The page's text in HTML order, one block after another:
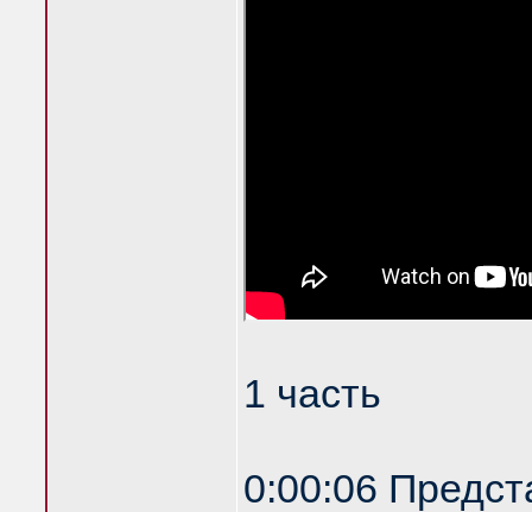
1 часть
0:00:06